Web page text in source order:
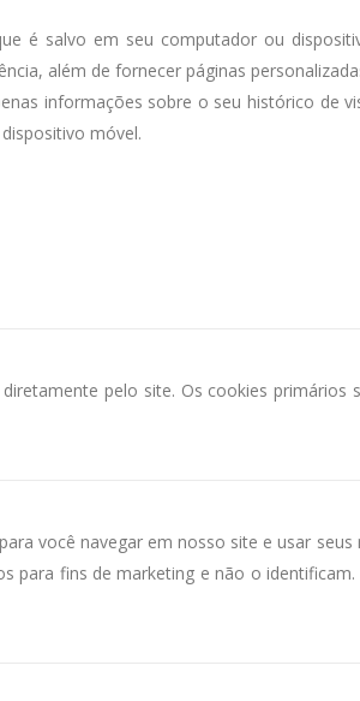
é salvo em seu computador ou
além de fornecer páginas
informações sobre o seu histórico
móvel.
pelo site. Os cookies
você navegar em nosso site e usar
para fins de marketing e não o